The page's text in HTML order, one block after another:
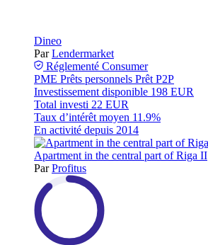
Dineo
ParLendermarket
Réglementé Consumer
PME Prêts personnels Prêt P2P
Investissement disponible 198 EUR
Total investi 22 EUR
Taux d’intérêt moyen 11.9%
En activité depuis 2014
Apartment in the central part of Riga II
ParProfitus